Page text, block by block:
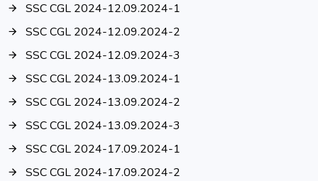
SSC CGL 2024-12.09.2024-1
SSC CGL 2024-12.09.2024-2
SSC CGL 2024-12.09.2024-3
SSC CGL 2024-13.09.2024-1
SSC CGL 2024-13.09.2024-2
SSC CGL 2024-13.09.2024-3
SSC CGL 2024-17.09.2024-1
SSC CGL 2024-17.09.2024-2